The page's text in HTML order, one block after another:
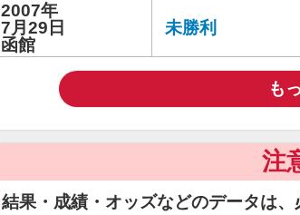
2007年
7月29日
函館
未勝利
も
注
結果・成績・オッズなどのデータは